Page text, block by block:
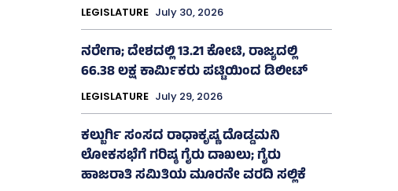
LEGISLATURE July 30, 2026
ನರೇಗಾ; ದೇಶದಲ್ಲಿ 13.21 ಕೋಟಿ, ರಾಜ್ಯದಲ್ಲಿ
66.38 ಲಕ್ಷ ಕಾರ್ಮಿಕರು ಪಟ್ಟಿಯಿಂದ ಡಿಲೀಟ್
LEGISLATURE July 29, 2026
ಕಲ್ಬುರ್ಗಿ ಸಂಸದ ರಾಧಾಕೃಷ್ಣ ದೊಡ್ಡಮನಿ
ಲೋಕಸಭೆಗೆ ಗರಿಷ್ಠ ಗೈರು ದಾಖಲು; ಗೈರು
ಹಾಜರಾತಿ ಸಮಿತಿಯ ಮೂರನೇ ವರದಿ ಸಲ್ಲಿಕೆ